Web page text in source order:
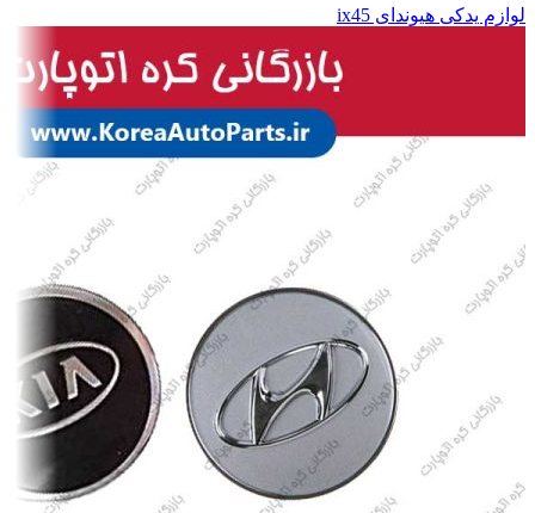
لوازم یدکی هیوندای ix45